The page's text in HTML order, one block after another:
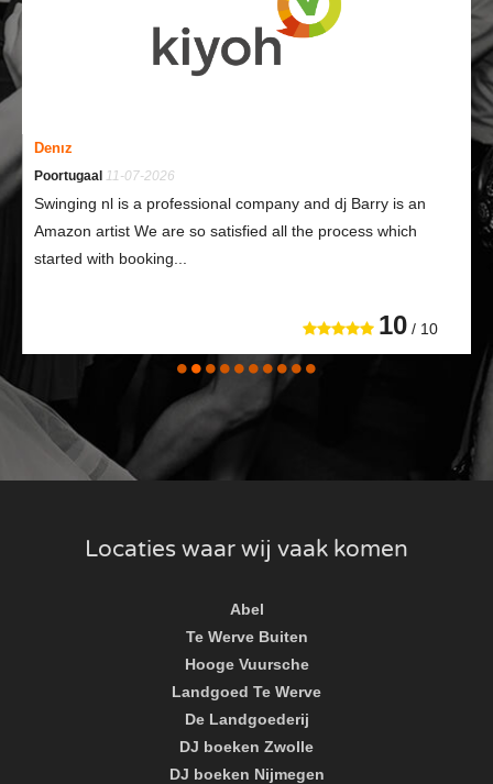
Denız
Poortugaal 11-07-2026
Swinging nl is a professional company and dj Barry is an
Amazon artist We are so satisfied all the process which
started with booking...
10 / 10
Locaties waar wij vaak komen
Abel
Te Werve Buiten
Hooge Vuursche
Landgoed Te Werve
De Landgoederij
DJ boeken Zwolle
DJ boeken Nijmegen